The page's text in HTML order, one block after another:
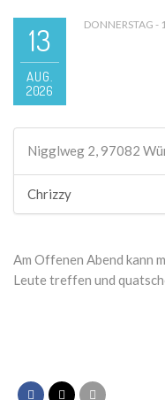
13
AUG.
2026
DONNERSTAG
Nigglweg 2, 97082
Chrizzy
Am Offenen Abend kann
Leute treffen und